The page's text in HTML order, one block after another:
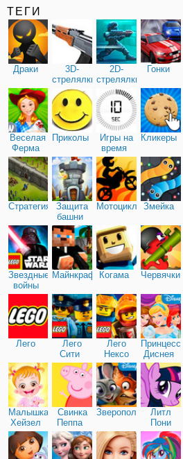
ТЕГИ
Драки
3D-
стрелялки
2D-
стрелялки
Гонки
Веселая
Ферма
Приколы
Игры на
время
Кликеры
Стратегия
Защита
башни
МотоциклыЗмейка
Звездные
войны
МайнкрафтКогама Червячки
Лего
Лего
Сити
Лего
Нексо
Найтс
Принцессы
Диснея
Малышка
Хейзел
Свинка
Пеппа
Зверополис
Литл
Пони
Дружба